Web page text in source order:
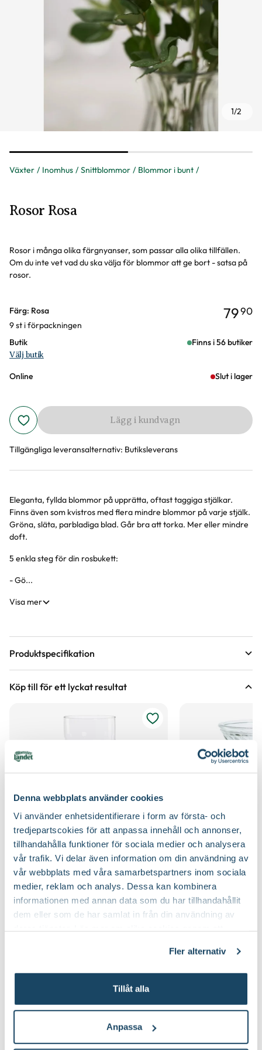
Denna webbplats använder cookies
Vi använder enhetsidentifierare i form av första- och
tredjepartscokies för att anpassa innehåll och annonser,
tillhandahålla funktioner för sociala medier och analysera
vår trafik. Vi delar även information om din användning av
vår webbplats med våra samarbetspartners inom sociala
medier, reklam och analys. Dessa kan kombinera
informationen med annan data som du har tillhandahållit
dem eller som de har samlat in från din användning av
Fler alternativ
Tillåt alla
Anpassa
Växter Inomhus Snittblommor Blommor i bunt
1/2
Rosor Rosa
Rosor i många olika färgnyanser, som passar alla olika tillfällen.
Om du inte vet vad du ska välja för blommor att ge bort - satsa på
rosor.
Varianter
Färg: Rosa
9 st i förpackningen
7990
Butik Finns i 56 butiker
Välj butik
Online Slut i lager
Lägg i kundvagn
Tillgängliga leveransalternativ: Butiksleverans
Produktinformation
Eleganta, fyllda blommor på upprätta, oftast taggiga stjälkar.
Finns även som kvistros med flera mindre blommor på varje stjälk.
Gröna, släta, parbladiga blad. Går bra att torka. Mer eller mindre
doft.
5 enkla steg för din rosbukett:
- Gö...
Visa mer
Produktspecifikation
Längd 40 cm
Förpackningsantal 9 st i förpackningen
Köp till för ett lyckat resultat
Glasvas Tilde
279:-
Välj butik
Online
I lager
Glasvas Rand
Finns i flera varianter
Från 29
Välj butik
Online
Du kanske också gillar